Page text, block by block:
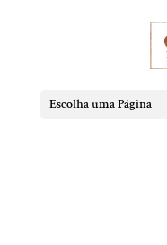
Escolha uma Página